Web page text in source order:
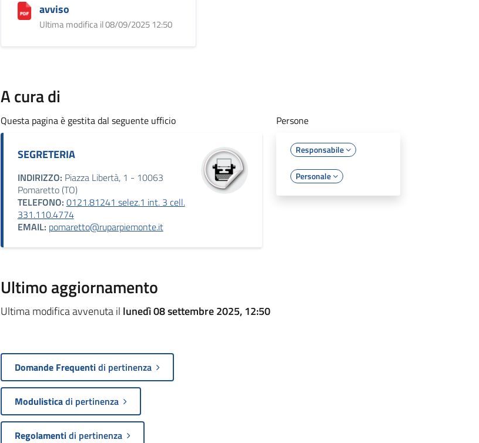
avviso
Ultima modifica il 08/09/2025 12:50
A cura di
Questa pagina è gestita dal seguente ufficio
SEGRETERIA
INDIRIZZO: Piazza Libertà, 1 - 10063
Pomaretto (TO)
TELEFONO: 0121.81241 selez.1 int. 3 cell.
331.110.4774
EMAIL: pomaretto@ruparpiemonte.it
Persone
Responsabile
Personale
Ultimo aggiornamento
Ultima modifica avvenuta il lunedì 08 settembre 2025, 12:50
Domande Frequentidi pertinenza
Modulisticadi pertinenza
Regolamentidi pertinenza